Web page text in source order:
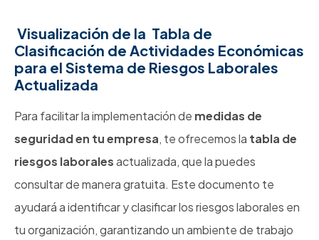
Visualización de la Tabla de
Clasificación de Actividades Económicas
para el Sistema de Riesgos Laborales
Actualizada
Para facilitar la implementación de medidas de
seguridad en tu empresa, te ofrecemos la tabla de
riesgos laboralesactualizada, que la puedes
consultar de manera gratuita. Este documento te
ayudará a identificar y clasificar los riesgos laborales en
tu organización, garantizando un ambiente de trabajo